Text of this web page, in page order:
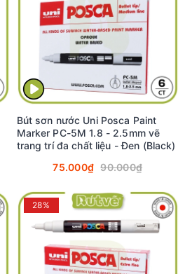
Bút sơn nước Uni Posca Paint
Marker PC-5M 1.8 - 2.5mm vẽ
trang trí đa chất liệu - Đen (Black)
75.000₫ 90.000₫
28%